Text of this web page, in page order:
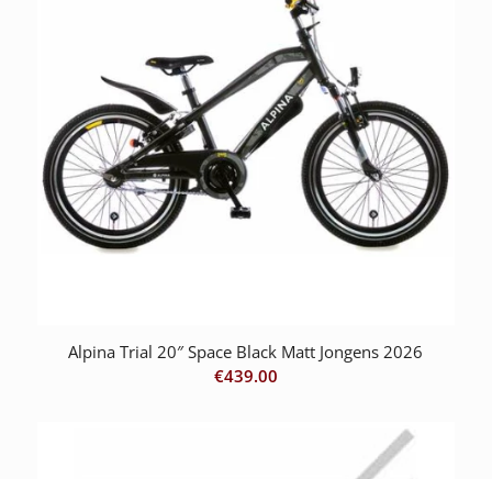
Alpina Trial 20″ Space Black Matt Jongens 2026
€439.00